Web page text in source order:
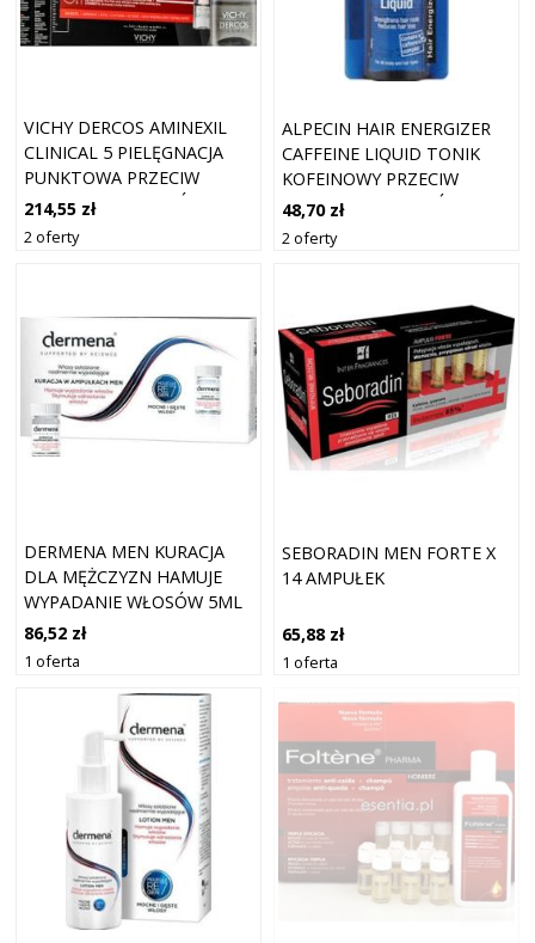
VICHY DERCOS AMINEXIL
CLINICAL 5 PIELĘGNACJA
PUNKTOWA PRZECIW
WYPADANIU WŁOSÓW DLA
MĘŻCZYZN 21 X 6 ML
214,55 zł
2 oferty
ALPECIN HAIR ENERGIZER
CAFFEINE LIQUID TONIK
KOFEINOWY PRZECIW
WYPADANIU WŁOSÓW DLA
MĘŻCZYZN 200 ML
48,70 zł
2 oferty
DERMENA MEN KURACJA
DLA MĘŻCZYZN HAMUJE
WYPADANIE WŁOSÓW 5ML
X 15 AMPUŁEK
86,52 zł
1 oferta
SEBORADIN MEN FORTE X
14 AMPUŁEK
65,88 zł
1 oferta